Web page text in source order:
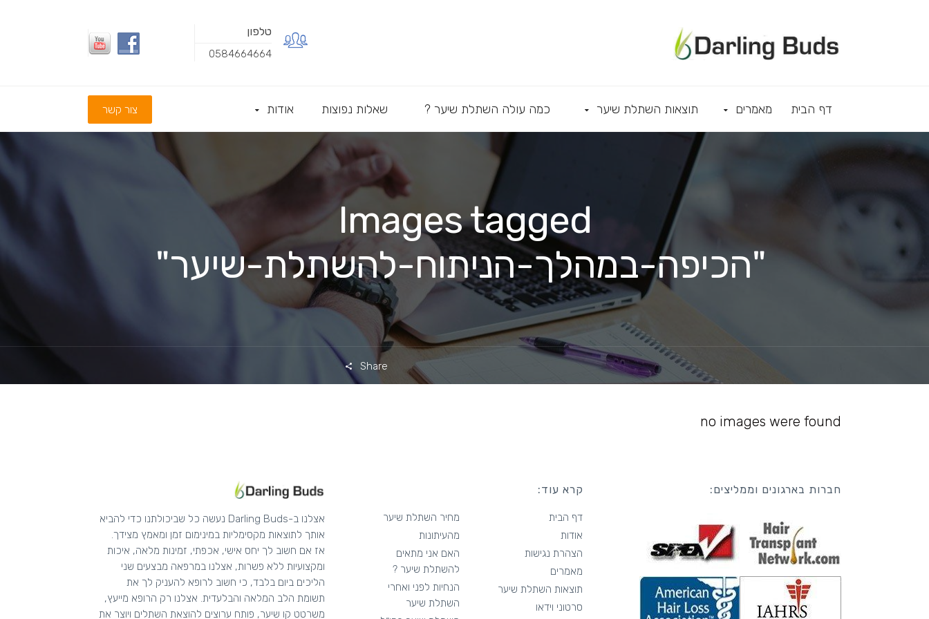
טלפון
0584664664
דף הבית מאמרים תוצאות השתלת שיער כמה עולה השתלת שיער ? שאלות נפוצות אודות צור קשר
Images tagged
"הכיפה-במהלך-הניתוח-להשתלת-שיער"
Share
no images were found
חברות בארגונים וממליצים: קרא עוד:
דף הבית
אודות
הצהרת נגישות
מאמרים
תוצאות השתלת שיער
סרטוני וידאו
מחיר השתלת שיער
מהעיתונות
האם אני מתאים
להשתלת שיער ?
הנחיות לפני ואחרי
השתלת שיער
אצלנו ב-Darling Buds נעשה כל שביכולתנו כדי להביא
אותך לתוצאות מקסימליות במינימום זמן ומאמץ מצידך.
אז אם חשוב לך יחס אישי, אכפתי, זמינות מלאה, איכות
ומקצועיות ללא פשרות, אצלנו במרפאה מבצעים שני
הליכים ביום בלבד, כי חשוב לרופא להעניק לך את
תשומת הלב המלאה והבלעדית. אצלנו רק הרופא מייעץ,
משרטט קו שיער, פותח ערוצים להוצאת השתלים ויוצר את